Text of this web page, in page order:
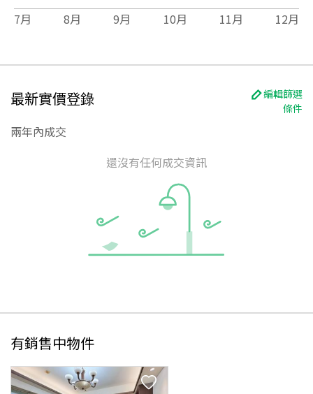
7月 8月 9月 10月 11月 12月
最新實價登錄
編輯篩選
條件
兩年內成交
還沒有任何成交資訊
有銷售中物件